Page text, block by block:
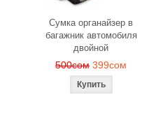
Сумка органайзер в
багажник автомобиля
двойной
500сом 399сом